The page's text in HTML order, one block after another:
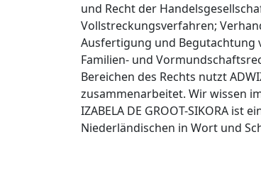
und Recht der
Vollstreckungsverfahren;
Ausfertigung und Begutachtung
Familien- und
Bereichen des Rechts nutzt
zusammenarbeitet. Wir wissen
IZABELA DE GROOT-SIKORA
Niederländischen in Wort und